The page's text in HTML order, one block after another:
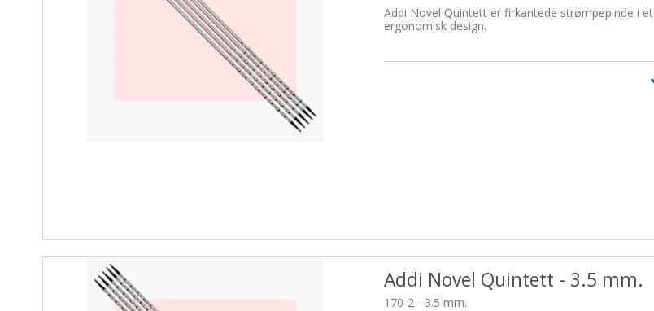
Addi Novel Quintett er firkantede strømpepinde i et
ergonomisk design.
Addi Novel Quintett - 3.5 mm.
170-2 - 3.5 mm.